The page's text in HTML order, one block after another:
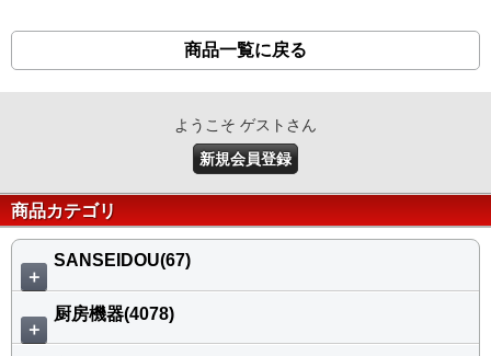
商品一覧に戻る
ようこそ ゲストさん
新規会員登録
商品カテゴリ
＋
SANSEIDOU(67)
＋
厨房機器(4078)